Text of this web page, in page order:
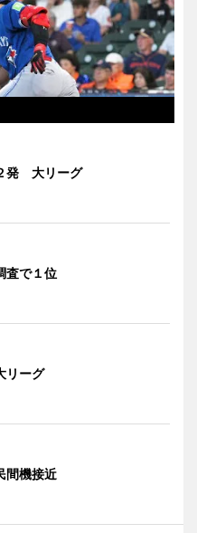
発 大リーグ
査で１位
リーグ
間機接近